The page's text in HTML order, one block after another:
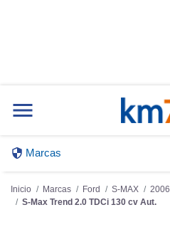
Marcas
Inicio Marcas Ford S-MAX 2006
S-Max Trend 2.0 TDCi 130 cv Aut.